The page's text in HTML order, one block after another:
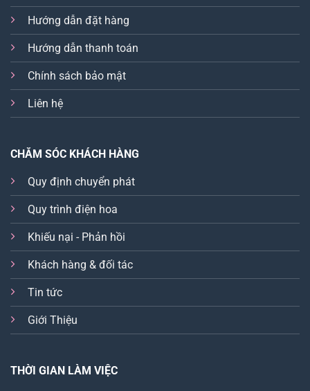
Hướng dẫn đặt hàng
Hướng dẫn thanh toán
Chính sách bảo mật
Liên hệ
CHĂM SÓC KHÁCH HÀNG
Quy định chuyển phát
Quy trình điện hoa
Khiếu nại - Phản hồi
Khách hàng & đối tác
Tin tức
Giới Thiệu
THỜI GIAN LÀM VIỆC